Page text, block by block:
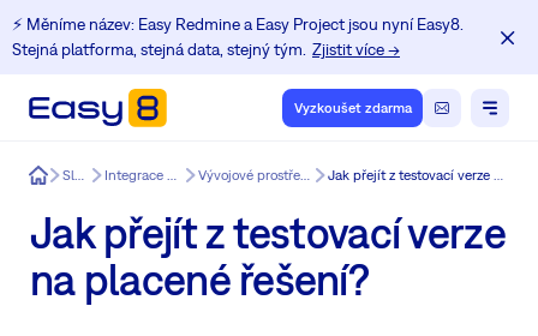
⚡️ Měníme název: Easy Redmine a Easy Project jsou nyní Easy8.
Stejná platforma, stejná data, stejný tým. Zjistit více →
Vyzkoušet zdarma
Easy8 Služby Integrace pro Easy8 Vývojové prostředí pro Easy8 Jak přejít z testovací verze na placené řešení?
Jak přejít z testovací verze
na placené řešení?